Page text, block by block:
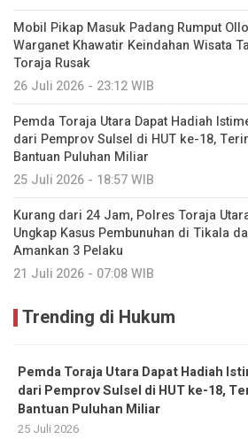
Mobil Pikap Masuk Padang Rumput
Warganet Khawatir Keindahan Wisata
Toraja Rusak
26 Juli 2026 - 23:12 WIB
Pemda Toraja Utara Dapat Hadiah
dari Pemprov Sulsel di HUT ke-18,
Bantuan Puluhan Miliar
25 Juli 2026 - 18:57 WIB
Kurang dari 24 Jam, Polres Toraja
Ungkap Kasus Pembunuhan di Tikala
Amankan 3 Pelaku
21 Juli 2026 - 07:08 WIB
Trending di Hukum
Pemda Toraja Utara Dapat Hadiah
dari Pemprov Sulsel di HUT ke-18,
Bantuan Puluhan Miliar
25 Juli 2026